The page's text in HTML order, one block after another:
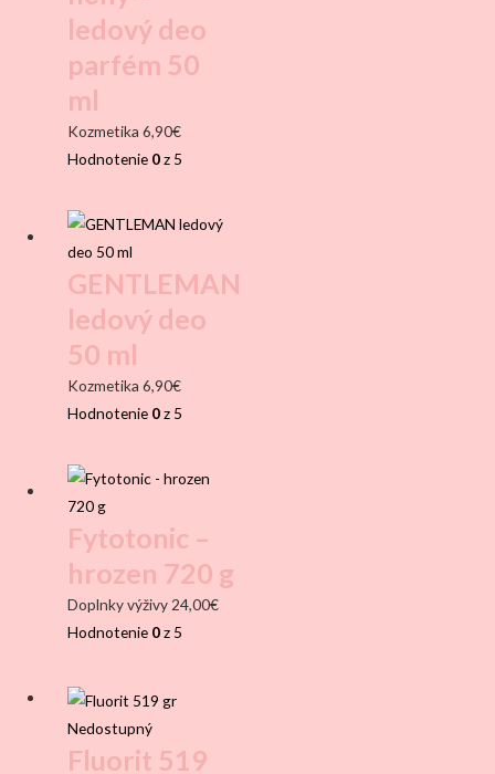
ledový deo
parfém 50
ml
Kozmetika6,90€
Hodnotenie 0z 5
GENTLEMAN
ledový deo
50 ml
Kozmetika6,90€
Hodnotenie 0z 5
Fytotonic –
hrozen 720 g
Doplnky výživy 24,00€
Hodnotenie 0z 5
Nedostupný
Fluorit 519